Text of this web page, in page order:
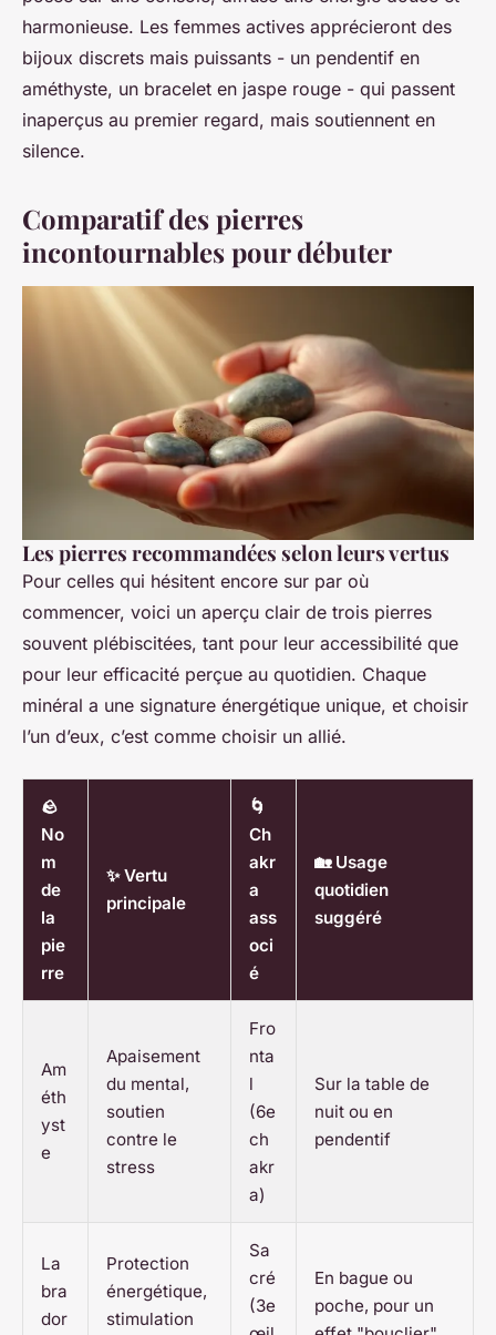
harmonieuse. Les femmes actives apprécieront des
bijoux discrets mais puissants - un pendentif en
améthyste, un bracelet en jaspe rouge - qui passent
inaperçus au premier regard, mais soutiennent en
silence.
Comparatif des pierres
incontournables pour débuter
Les pierres recommandées selon leurs vertus
Pour celles qui hésitent encore sur par où
commencer, voici un aperçu clair de trois pierres
souvent plébiscitées, tant pour leur accessibilité que
pour leur efficacité perçue au quotidien. Chaque
minéral a une signature énergétique unique, et choisir
l’un d’eux, c’est comme choisir un allié.
🪨
No
m
de
la
pie
rre
✨ Vertu
principale
🌀
Ch
akr
a
ass
oci
é
🏡 Usage
quotidien
suggéré
Am
éth
yst
e
Apaisement
du mental,
soutien
contre le
stress
Fro
nta
l
(6e
ch
akr
a)
Sur la table de
nuit ou en
pendentif
La
bra
dor
Protection
énergétique,
stimulation
Sa
cré
(3e
En bague ou
poche, pour un